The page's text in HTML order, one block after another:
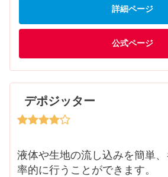
詳細ページ
公式ページ
デポジッター
液体や生地の流し込みを簡単
率的に行うことができます。